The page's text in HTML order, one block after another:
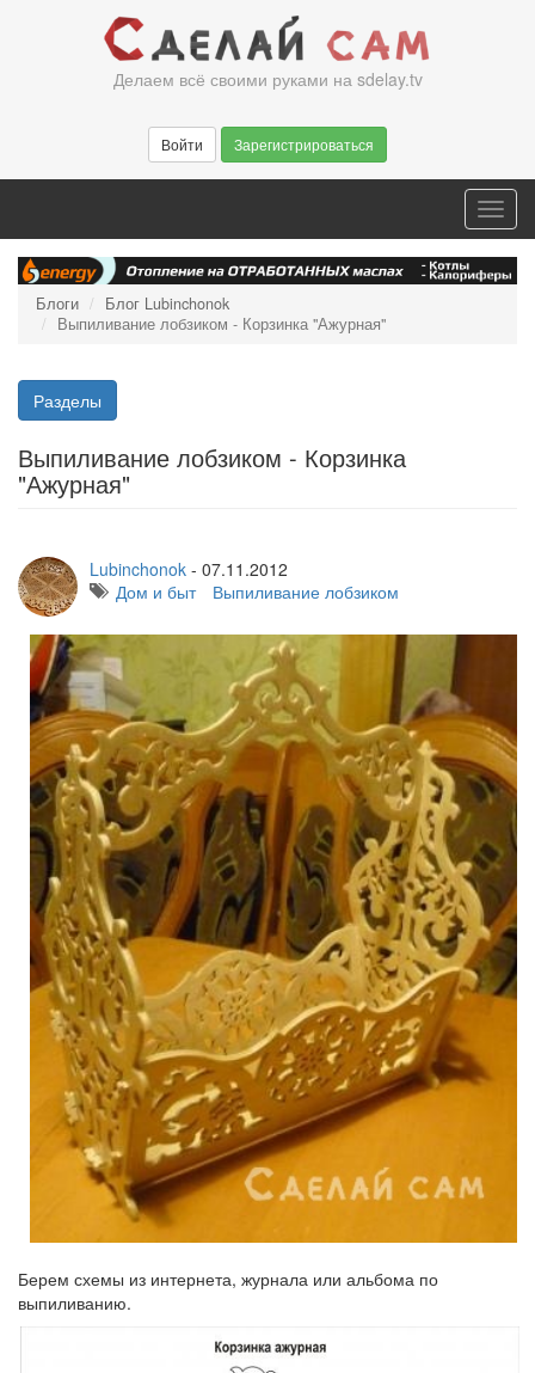
Делаем всё своими руками на sdelay.tv
Войти Зарегистрироваться
Блоги
Блог Lubinchonok
Выпиливание лобзиком - Корзинка "Ажурная"
Разделы
Выпиливание лобзиком - Корзинка
"Ажурная"
Lubinchonok - 07.11.2012
Дом и быт
Выпиливание лобзиком
Берем схемы из интернета, журнала или альбома по
выпиливанию.